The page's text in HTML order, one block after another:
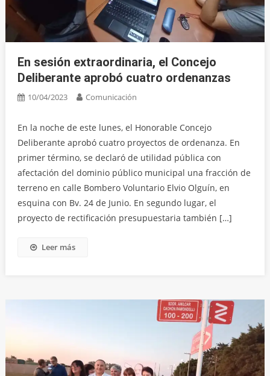
En sesión extraordinaria, el Concejo
Deliberante aprobó cuatro ordenanzas
10/04/2023 Comunicación
En la noche de este lunes, el Honorable Concejo
Deliberante aprobó cuatro proyectos de ordenanza. En
primer término, se declaró de utilidad pública con
afectación del dominio público municipal una fracción de
terreno en calle Bombero Voluntario Elvio Olguín, en
esquina con Bv. 24 de Junio. En segundo lugar, el
proyecto de rectificación presupuestaria también […]
Leer más